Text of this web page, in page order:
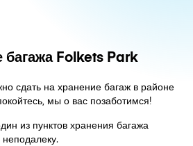
багажа Folkets Park
сдать на хранение багаж в районе
мы о вас позаботимся!
из пунктов хранения багажа